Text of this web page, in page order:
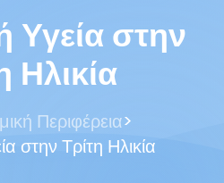
Υγεία στην
Ηλικία
Περιφέρεια>
στην Τρίτη Ηλικία